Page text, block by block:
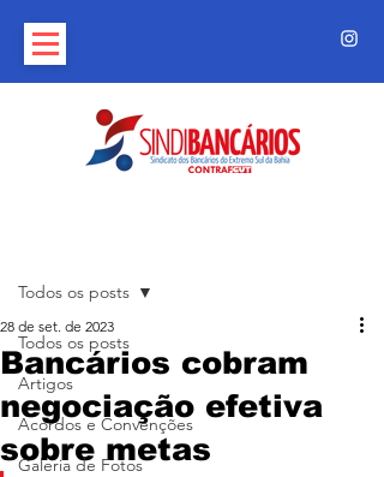
Todos os posts
Artigos
Acordos e Convenções
Galeria de Fotos
Todos os posts
Bancários cobram
negociação efetiva
sobre metas
28 de set. de 2023